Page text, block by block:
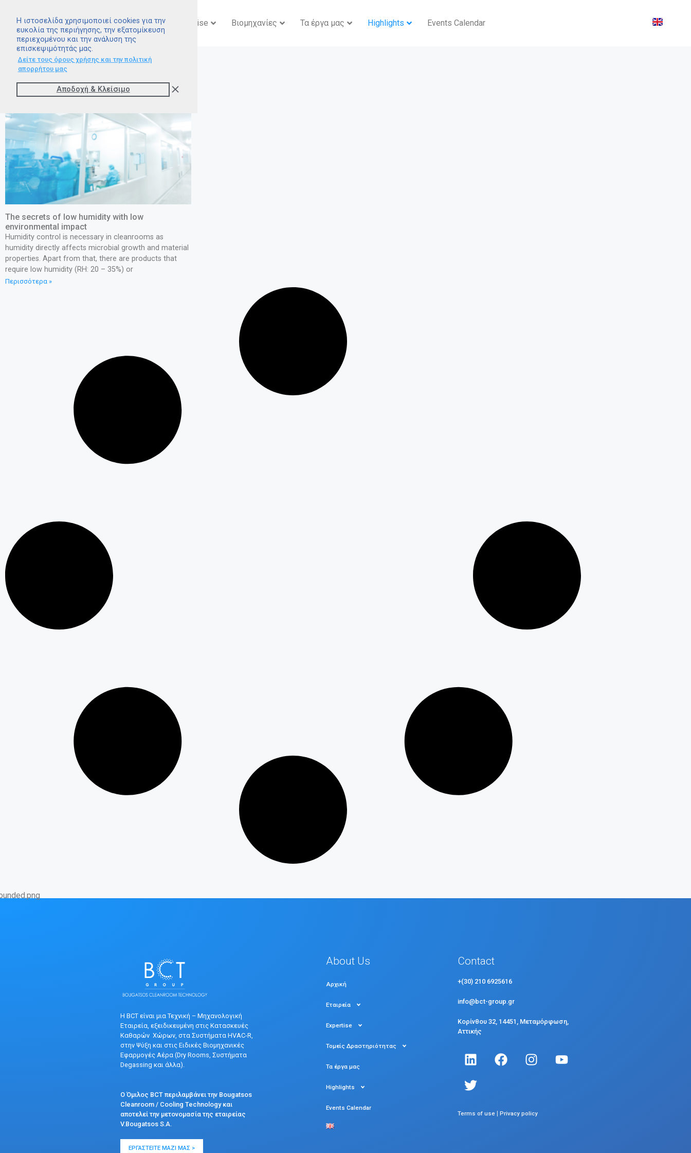
Η ιστοσελίδα χρησιμοποιεί cookies για την
ευκολία της περιήγησης, την εξατομίκευση
περιεχομένου και την ανάλυση της
επισκεψιμότητάς μας.
Δείτε τους όρους χρήσης και την πολιτική
απορρήτου μας
Αποδοχή & Kλείσιμο
Αρχική Εταιρεία Expertise Βιομηχανίες Τα έργα μας Highlights Events Calendar
Τα νέα μας
The secrets of low humidity with low
environmental impact
Humidity control is necessary in cleanrooms as
humidity directly affects microbial growth and material
properties. Apart from that, there are products that
require low humidity (RH: 20 – 35%) or
Περισσότερα »
Η BCT είναι μια Τεχνική – Μηχανολογική
Εταιρεία, εξειδικευμένη στις Κατασκευές
Καθαρών Χώρων, στα Συστήματα HVAC-R,
στην Ψύξη και στις Ειδικές Βιομηχανικές
Εφαρμογές Αέρα (Dry Rooms, Συστήματα
Degassing και άλλα).
Ο Όμιλος BCT περιλαμβάνει την Bougatsos
Cleanroom / Cooling Technology και
αποτελεί την μετονομασία της εταιρείας
V.Bougatsos S.A.
ΕΡΓΑΣΤΕΊΤΕ ΜΑΖΊ ΜΑΣ >
About Us
Αρχική
Εταιρεία
Expertise
Τομείς Δραστηριότητας
Τα έργα μας
Highlights
Events Calendar
Contact
+(30) 210 6925616
info@bct-group.gr
Κορίνθου 32, 14451, Μεταμόρφωση,
Αττικής
Terms of use |Privacy policy